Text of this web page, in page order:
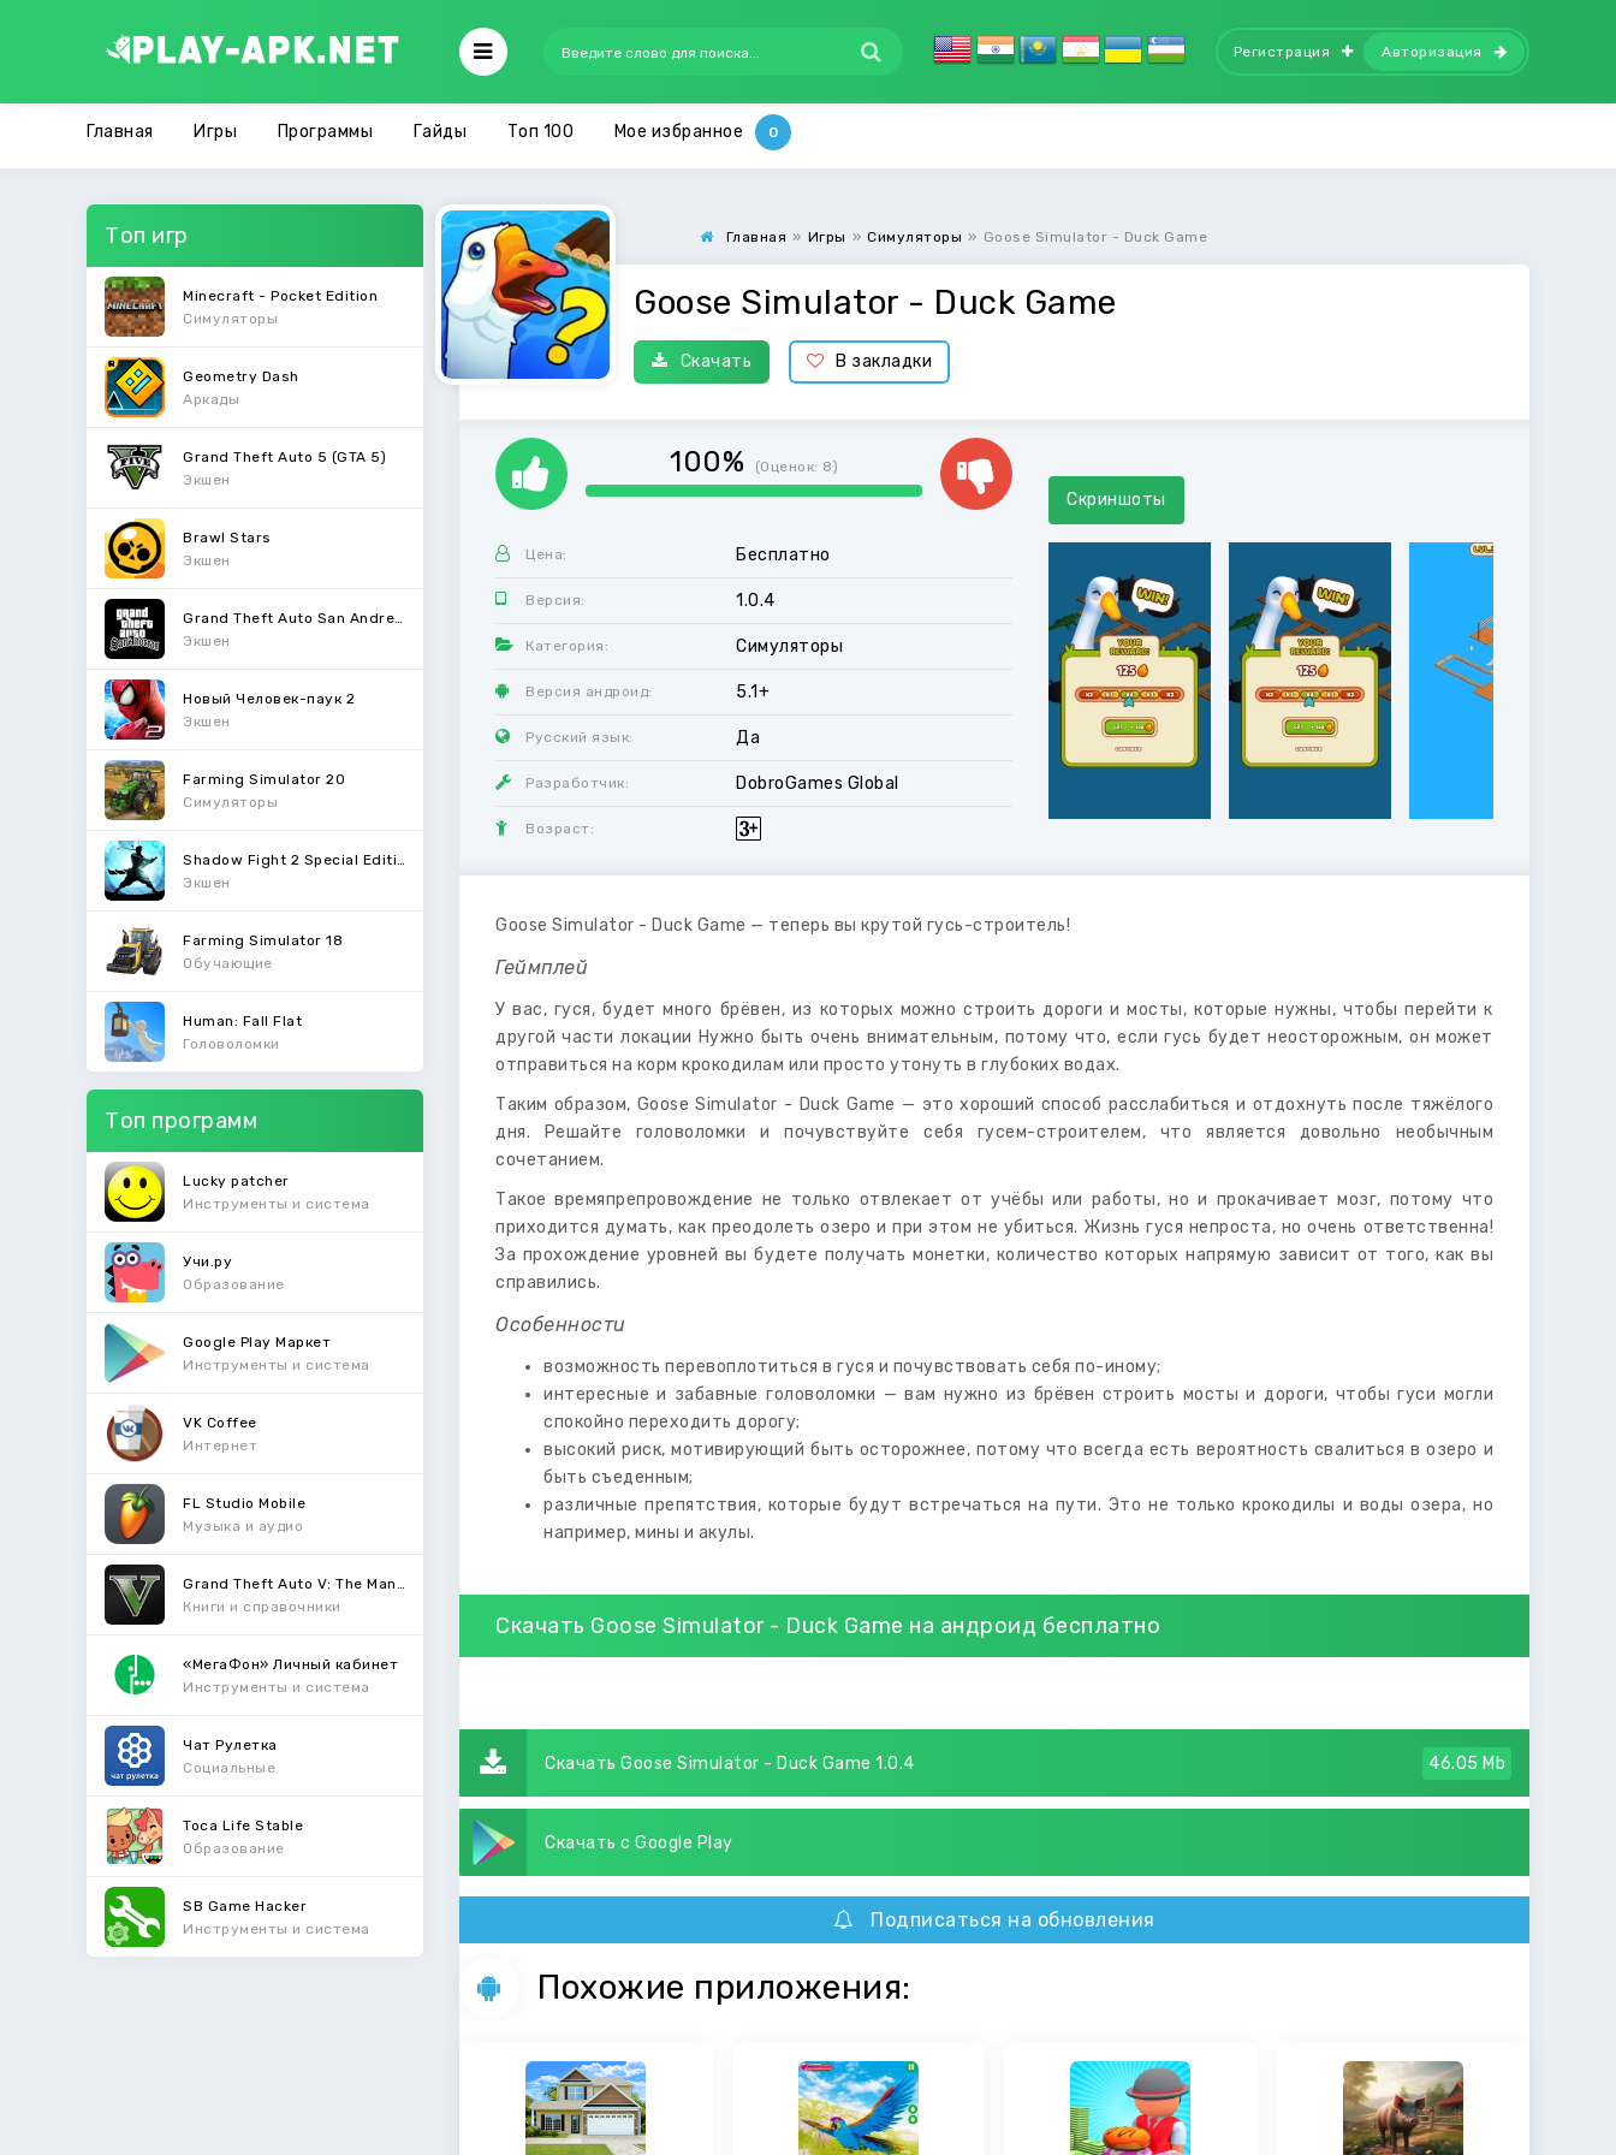
Регистрация Авторизация
Главная Игры Программы Гайды Топ 100 Мое избранное
Топ игр
Minecraft - Pocket Edition
Симуляторы
Geometry Dash
Аркады
Grand Theft Auto 5 (GTA 5)
Экшен
Brawl Stars
Экшен
Экшен
Новый Человек-паук 2
Экшен
Farming Simulator 20
Симуляторы
Экшен
Farming Simulator 18
Обучающие
Human: Fall Flat
Головоломки
Топ программ
Lucky patcher
Инструменты и система
Учи.ру
Образование
Google Play Маркет
Инструменты и система
VK Coffee
Интернет
FL Studio Mobile
Музыка и аудио
Книги и справочники
«МегаФон» Личный кабинет
Инструменты и система
Чат Рулетка
Социальные
Toca Life Stable
Образование
SB Game Hacker
Инструменты и система
Главная » Игры » Симуляторы » Goose Simulator - Duck Game
Goose Simulator - Duck Game
Скачать В закладки
100% (Оценок: 8)
Цена: Бесплатно
Версия: 1.0.4
Категория: Симуляторы
Версия андроид: 5.1+
Русский язык: Да
Разработчик: DobroGames Global
Возраст:
Скриншоты
Goose Simulator - Duck Game — теперь вы крутой гусь-строитель!
Геймплей
У вас, гуся, будет много брёвен, из которых можно строить дороги и мосты, которые нужны, чтобы перейти к
другой части локации Нужно быть очень внимательным, потому что, если гусь будет неосторожным, он может
отправиться на корм крокодилам или просто утонуть в глубоких водах.
Таким образом, Goose Simulator - Duck Game — это хороший способ расслабиться и отдохнуть после тяжёлого
дня. Решайте головоломки и почувствуйте себя гусем-строителем, что является довольно необычным
сочетанием.
Такое времяпрепровождение не только отвлекает от учёбы или работы, но и прокачивает мозг, потому что
приходится думать, как преодолеть озеро и при этом не убиться. Жизнь гуся непроста, но очень ответственна!
За прохождение уровней вы будете получать монетки, количество которых напрямую зависит от того, как вы
справились.
Особенности
возможность перевоплотиться в гуся и почувствовать себя по-иному;
интересные и забавные головоломки — вам нужно из брёвен строить мосты и дороги, чтобы гуси могли
спокойно переходить дорогу;
высокий риск, мотивирующий быть осторожнее, потому что всегда есть вероятность свалиться в озеро и
быть съеденным;
различные препятствия, которые будут встречаться на пути. Это не только крокодилы и воды озера, но
например, мины и акулы.
Скачать Goose Simulator - Duck Game на андроид бесплатно
Скачать Goose Simulator - Duck Game 1.0.4 46.05 Mb
Скачать с Google Play
Подписаться на обновления
Похожие приложения: